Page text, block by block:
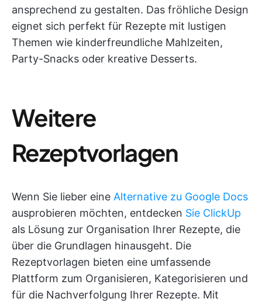
ansprechend zu gestalten. Das fröhliche Design
eignet sich perfekt für Rezepte mit lustigen
Themen wie kinderfreundliche Mahlzeiten,
Party-Snacks oder kreative Desserts.
Weitere
Rezeptvorlagen
Wenn Sie lieber eine Alternative zu Google Docs
ausprobieren möchten, entdecken Sie ClickUp
als Lösung zur Organisation Ihrer Rezepte, die
über die Grundlagen hinausgeht. Die
Rezeptvorlagen bieten eine umfassende
Plattform zum Organisieren, Kategorisieren und
für die Nachverfolgung Ihrer Rezepte. Mit